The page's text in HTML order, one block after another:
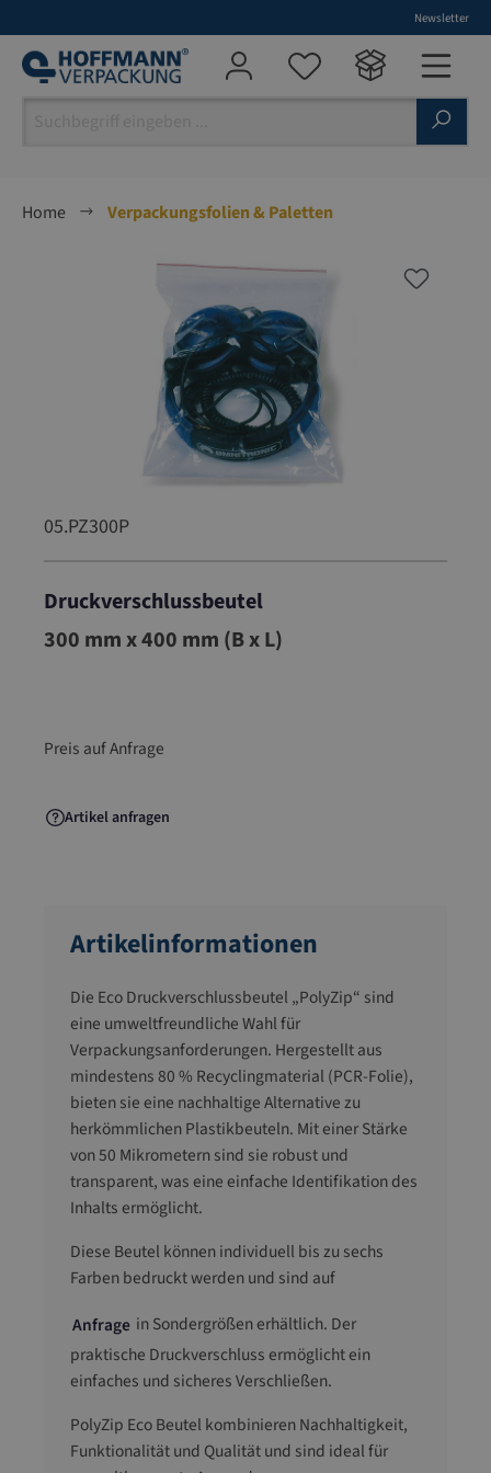
Newsletter
Home
Verpackungsfolien & Paletten
Bildergalerie überspringen
05.PZ300P
Druckverschlussbeutel
05.PZ300P
300 mm x 400 mm (B x L)
Preis auf Anfrage
Artikel anfragen
Artikelinformationen
Die Eco Druckverschlussbeutel „PolyZip“ sind
eine umweltfreundliche Wahl für
Verpackungsanforderungen. Hergestellt aus
mindestens 80 % Recyclingmaterial (PCR-Folie),
bieten sie eine nachhaltige Alternative zu
herkömmlichen Plastikbeuteln. Mit einer Stärke
von 50 Mikrometern sind sie robust und
transparent, was eine einfache Identifikation des
Inhalts ermöglicht.
Diese Beutel können individuell bis zu sechs
Farben bedruckt werden und sind auf
Anfrage in Sondergrößen erhältlich. Der
praktische Druckverschluss ermöglicht ein
einfaches und sicheres Verschließen.
PolyZip Eco Beutel kombinieren Nachhaltigkeit,
Funktionalität und Qualität und sind ideal für